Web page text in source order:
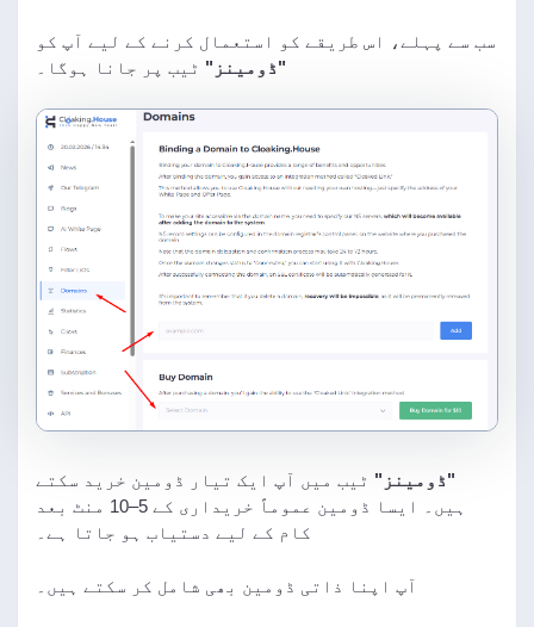
سب سے پہلے، اس طریقے کو استعمال کرنے کے لیے آپ کو
"ڈومینز" ٹیب پر جانا ہوگا۔
"ڈومینز" ٹیب میں آپ ایک تیار ڈومین خرید سکتے
ہیں۔ ایسا ڈومین عموماً خریداری کے 5–10 منٹ بعد
کام کے لیے دستیاب ہو جاتا ہے۔
آپ اپنا ذاتی ڈومین بھی شامل کر سکتے ہیں۔